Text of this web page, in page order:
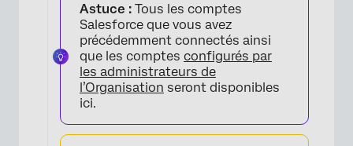
×
Astuce : Tous les comptes
Salesforce que vous avez
précédemment connectés ainsi
que les comptes configurés par
les administrateurs de
l’Organisation seront disponibles
ici.